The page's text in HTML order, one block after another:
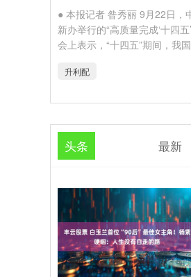
● 本报记者 昝秀丽 9月22日，
新办举行的“高质量完成‘十四
会上表示，“十四五”期间，我
升利配
头条 最新